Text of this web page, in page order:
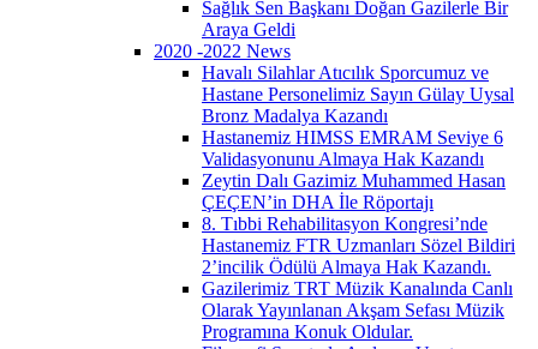
Sağlık Sen Başkanı Doğan Gazilerle Bir
Araya Geldi
2020 -2022 News
Havalı Silahlar Atıcılık Sporcumuz ve
Hastane Personelimiz Sayın Gülay Uysal
Bronz Madalya Kazandı
Hastanemiz HIMSS EMRAM Seviye 6
Validasyonunu Almaya Hak Kazandı
Zeytin Dalı Gazimiz Muhammed Hasan
ÇEÇEN’in DHA İle Röportajı
8. Tıbbi Rehabilitasyon Kongresi’nde
Hastanemiz FTR Uzmanları Sözel Bildiri
2’incilik Ödülü Almaya Hak Kazandı.
Gazilerimiz TRT Müzik Kanalında Canlı
Olarak Yayınlanan Akşam Sefası Müzik
Programına Konuk Oldular.